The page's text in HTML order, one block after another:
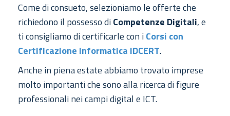
Come di consueto, selezioniamo le offerte che
richiedono il possesso diCompetenze Digitali, e
ti consigliamo di certificarle con iCorsi con
Certificazione Informatica IDCERT.
Anche in piena estate abbiamo trovato imprese
molto importanti che sono alla ricerca di figure
professionali nei campi digital e ICT.